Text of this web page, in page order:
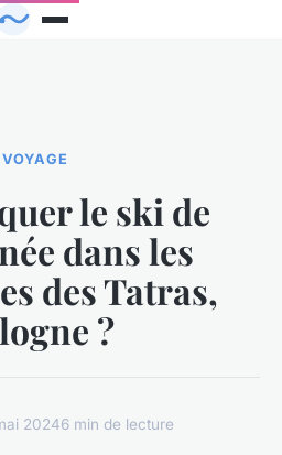
VOYAGE
le ski de
dans les
des Tatras,
?
20246 min de lecture